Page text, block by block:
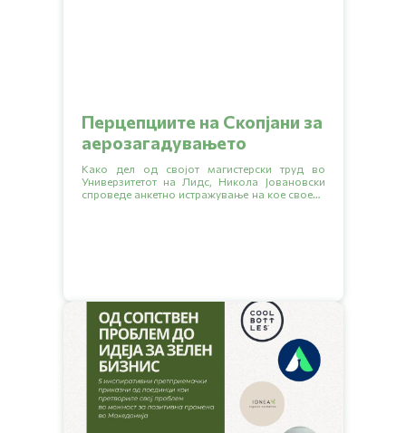
Перцепциите на Скопјани за
аерозагадувањето
Како дел од својот магистерски труд во
Универзитетот на Лидс, Никола Јовановски
спроведе анкетно истражување на кое своето